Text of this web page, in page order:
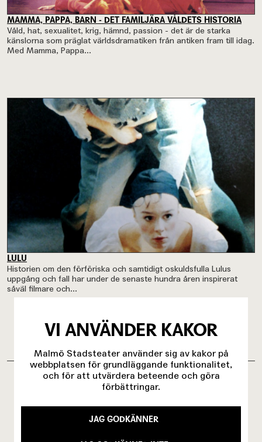
MAMMA, PAPPA, BARN - DET FAMILJÄRA VÅLDETS HISTORIA
Våld, hat, sexualitet, krig, hämnd, passion - det är de starka
känslorna som präglat världsdramatiken från antiken fram till idag.
Med Mamma, Pappa...
LULU
Historien om den förföriska och samtidigt oskuldsfulla Lulus
uppgång och fall har under de senaste hundra åren inspirerat
såväl filmare och...
OM INVIGNING MED SCHROFF
nästan idiotiskt, konsekventa. Och
VI ANVÄNDER KAKOR
Malmö Stadsteater använder sig av kakor på
webbplatsen för grundläggande funktionalitet,
och för att utvärdera beteende och göra
förbättringar.
JAG GODKÄNNER